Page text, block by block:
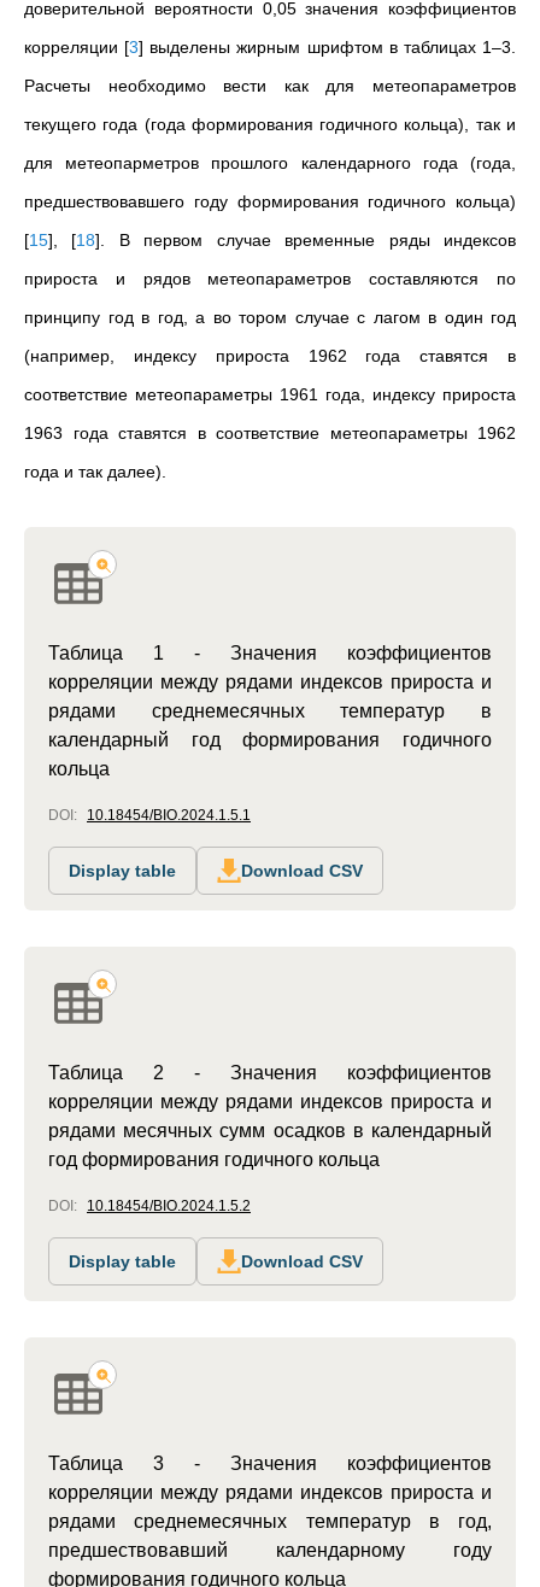
доверительной вероятности 0,05 значения коэффициентов
корреляции [3] выделены жирным шрифтом в таблицах 1–3.
Расчеты необходимо вести как для метеопараметров
текущего года (года формирования годичного кольца), так и
для метеопарметров прошлого календарного года (года,
предшествовавшего году формирования годичного кольца)
[15] [18] . В первом случае временные ряды индексов
прироста и рядов метеопараметров составляются по
принципу год в год, а во тором случае с лагом в один год
(например, индексу прироста 1962 года ставятся в
соответствие метеопараметры 1961 года, индексу прироста
1963 года ставятся в соответствие метеопараметры 1962
года и так далее).
Таблица 1 - Значения коэффициентов
корреляции между рядами индексов прироста и
рядами среднемесячных температур в
календарный год формирования годичного
кольца
DOI: 10.18454/BIO.2024.1.5.1
Display table Download CSV
Таблица 2 - Значения коэффициентов
корреляции между рядами индексов прироста и
рядами месячных сумм осадков в календарный
год формирования годичного кольца
DOI: 10.18454/BIO.2024.1.5.2
Display table Download CSV
Таблица 3 - Значения коэффициентов
корреляции между рядами индексов прироста и
рядами среднемесячных температур в год,
предшествовавший календарному году
формирования годичного кольца